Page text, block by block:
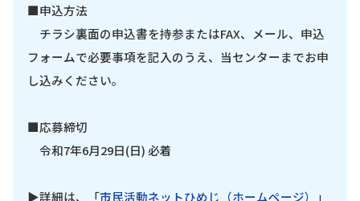
■申込方法
チラシ裏面の申込書を持参またはFAX、メール、申込
フォームで必要事項を記入のうえ、当センターまでお申
し込みください。
■応募締切
令和7年6月29日(日) 必着
▶詳細は、「市民活動ネットひめじ（ホームページ） 」